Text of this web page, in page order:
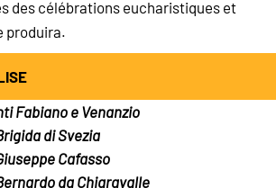
des célébrations eucharistiques et
produira.
Fabiano e Venanzio
di Svezia
Cafasso
da Chiaravalle